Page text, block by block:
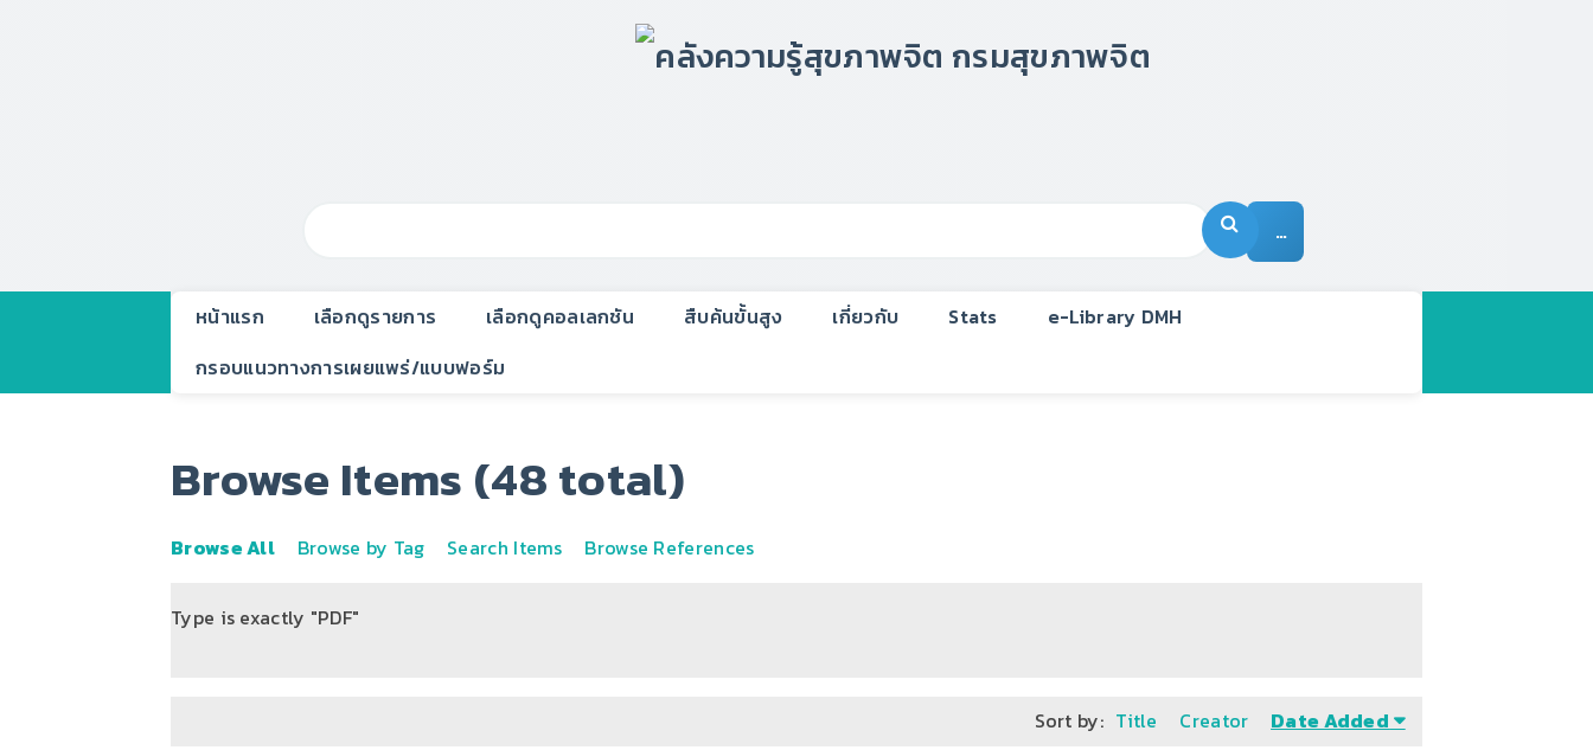
…
หน้าแรก เลือกดูรายการ เลือกดูคอลเลกชัน สืบค้นขั้นสูง เกี่ยวกับ Stats
e-Library DMH
กรอบแนวทางการเผยแพร่/แบบฟอร์ม
Browse Items (48 total)
Browse All Browse by Tag Search Items Browse References
Type is exactly "PDF"
of 6
Sort by: Title Creator Date Added